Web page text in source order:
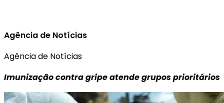
Agência de Notícias
Agência de Notícias
Imunização contra gripe atende grupos prioritários